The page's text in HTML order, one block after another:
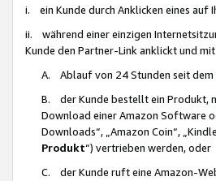
i. ein Kunde durch Anklicken eines auf
ii. während einer einzigen
Kunde den Partner-Link anklickt und
A. Ablauf von 24 Stunden seit dem
B. der Kunde bestellt ein Produkt,
Download einer Amazon Software
Downloads“, „Amazon Coin“,
Produkt“) vertrieben werden, oder
C. der Kunde ruft eine Amazon-